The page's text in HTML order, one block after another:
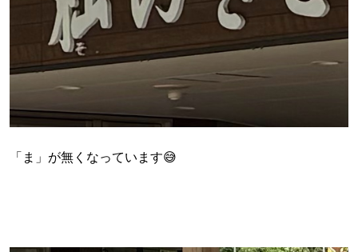
「ま」が無くなっています😅